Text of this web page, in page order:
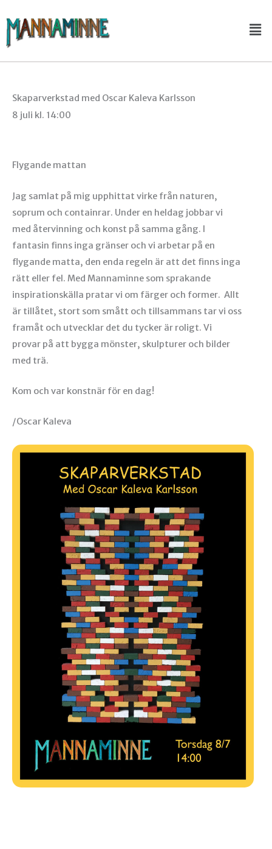
till
innehåll
Skaparverkstad med Oscar Kaleva Karlsson
8 juli kl. 14:00
Flygande mattan
Jag samlat på mig upphittat virke från naturen,
soprum och containrar. Under en heldag jobbar vi
med återvinning och konst på samma gång. I
fantasin finns inga gränser och vi arbetar på en
flygande matta, den enda regeln är att det finns inga
rätt eller fel. Med Mannaminne som sprakande
inspirationskälla pratar vi om färger och former. Allt
är tillåtet, stort som smått och tillsammans tar vi oss
framåt och utvecklar det du tycker är roligt. Vi
provar på att bygga mönster, skulpturer och bilder
med trä.
Kom och var konstnär för en dag!
/Oscar Kaleva